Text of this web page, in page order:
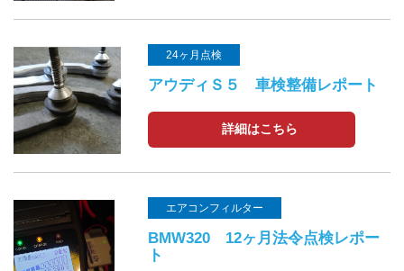
24ヶ月点検
アウディＳ５ 車検整備レポート
詳細はこちら
エアコンフィルター
BMW320 12ヶ月法令点検レポー
ト